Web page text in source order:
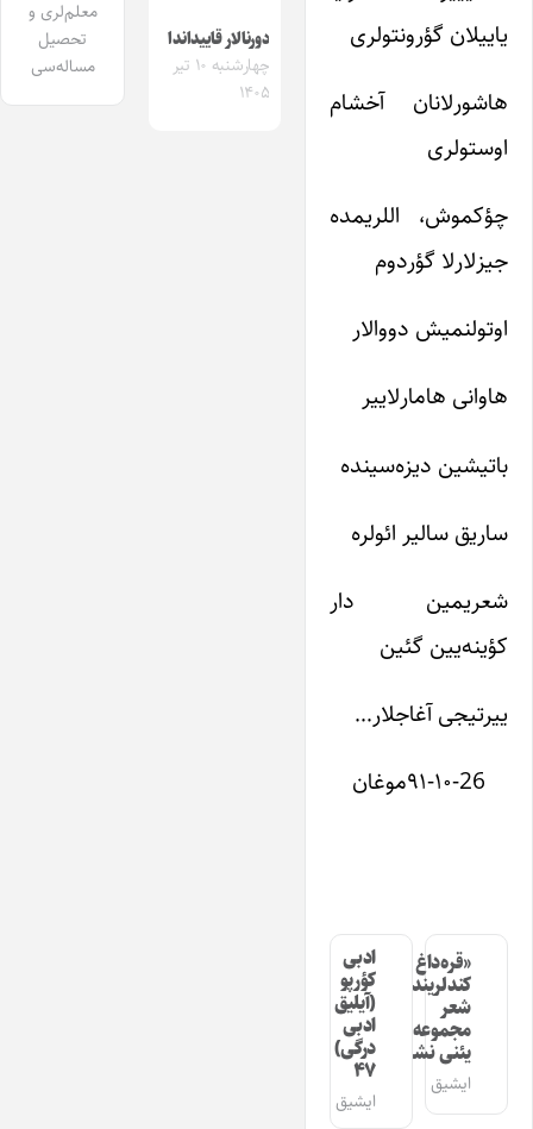
یاییلان گؤرونتولری
هاشورلانان آخشام
اوستولری
چؤکموش، اللریمده
جیزلارلا گؤردوم
اوتولنمیش دووالار
هاوانی هامارلاییر
باتیشین دیزه‌سینده
ساریق سالیر ائولره
شعریمین دار
کؤینه‌یین گئین
ییرتیجی آغاجلار…‏
۹۱-۱۰-26موغان
«قره‌داغ
کندلرینده»
شعر
مجموعه‌سینین
یئنی نشری
ایشیق
ادبی
کؤرپو
(آیلیق
ادبی
درگی)
۴۷
ایشیق
دورنالار قاییداندا
چهارشنبه ۱۰ تیر
۱۴۰۵
معلم‌لری و
تحصیل
مساله‌سی